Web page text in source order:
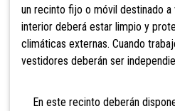
un recinto fijo o móvil destinado
interior deberá estar limpio y
climáticas externas. Cuando
vestidores deberán ser
En este recinto deberán